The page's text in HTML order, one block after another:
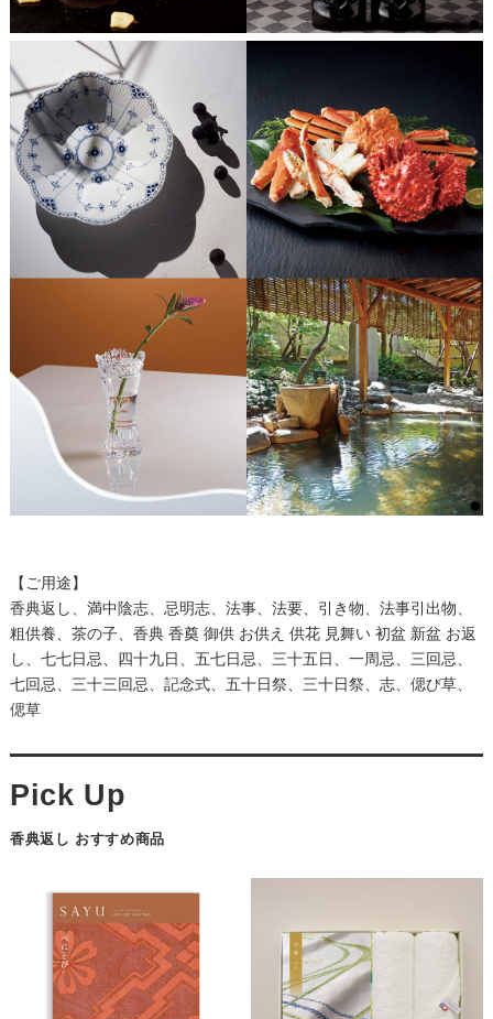
【ご用途】
香典返し、満中陰志、忌明志、法事、法要、引き物、法事引出物、
粗供養、茶の子、香典 香奠 御供 お供え 供花 見舞い 初盆 新盆 お返
し、七七日忌、四十九日、五七日忌、三十五日、一周忌、三回忌、
七回忌、三十三回忌、記念式、五十日祭、三十日祭、志、偲び草、
偲草
香典返し おすすめ商品